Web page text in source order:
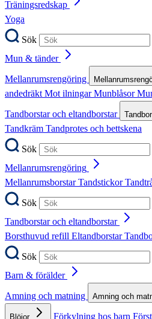
Träningsredskap
Yoga
Sök
Mun & tänder
Mellanrumsrengöring
andedräktMot ilningarMunblåsor
Tandborstar och eltandborstar
Tandkräm Tandprotes och bettskena
Sök
Mellanrumsrengöring
MellanrumsborstarTandstickor
Sök
Tandborstar och eltandborstar
Borsthuvud refill Eltandborstar
Sök
Barn & förälder
Amning och matning
Amning och
Blöjor Förkylning hos barn